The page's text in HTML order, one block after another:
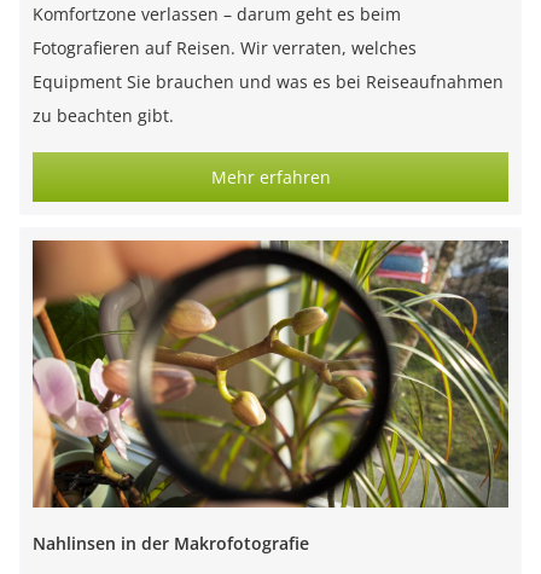
Komfortzone verlassen – darum geht es beim
Fotografieren auf Reisen. Wir verraten, welches
Equipment Sie brauchen und was es bei Reiseaufnahmen
zu beachten gibt.
Mehr erfahren
Nahlinsen in der Makrofotografie